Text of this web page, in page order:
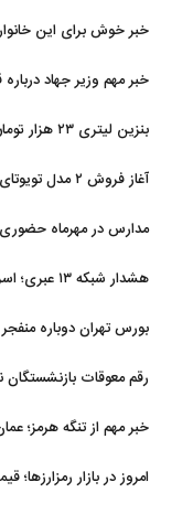
خبر خوش برای این خانوارها؛ ۳۰ درصد تخفیف برق
خبر مهم وزیر جهاد
بنزین لیتری ۲۳ هزار تومان؛ دولت چقدر یارانه می‌دهد؟
آغاز فروش ۲ مدل تویوتای هیبریدی ۲۰۲۶؛ قیمت، جزئیات و شرایط
مدارس در مهرماه
هشدار شبکه ۱۳ عبری؛ اسرائیل برای حمله به ایران آماده می‌شود
بورس تهران دوباره منفجر شد؛ جهش ۷۰
رقم معوقات
خبر مهم از تنگه هرمز؛
امروز در بازار